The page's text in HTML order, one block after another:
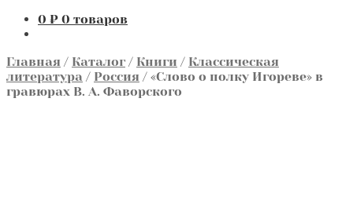
0 ₽ 0 товаров
Главная / Каталог / Книги / Классическая
литература / Россия / «Слово о полку Игореве» в
гравюрах В. А. Фаворского